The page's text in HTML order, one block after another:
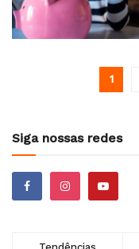
1
Siga nossas redes